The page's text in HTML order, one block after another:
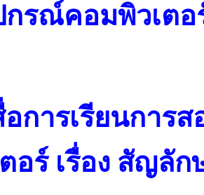
กรณ์คอมพิวเตอ
การเรียนการส
อร์ เรื่อง สัญลั